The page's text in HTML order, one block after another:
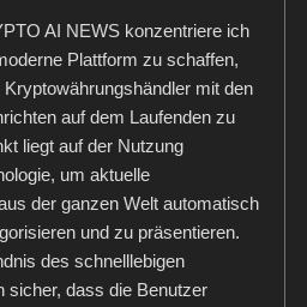
AI NEWS konzentriere ich
Plattform zu schaffen,
mit den
auf dem Laufenden zu
liegt auf der Nutzung
um aktuelle
der ganzen Welt automatisch
und zu präsentieren.
des schnelllebigen
sicher, dass die Benutzer